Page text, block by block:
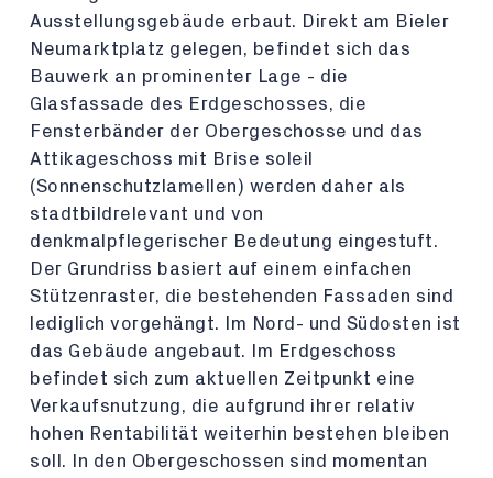
Ausstellungsgebäude erbaut. Direkt am Bieler
Neumarktplatz gelegen, befindet sich das
Bauwerk an prominenter Lage - die
Glasfassade des Erdgeschosses, die
Fensterbänder der Obergeschosse und das
Attikageschoss mit Brise soleil
(Sonnenschutzlamellen) werden daher als
stadtbildrelevant und von
denkmalpflegerischer Bedeutung eingestuft.
Der Grundriss basiert auf einem einfachen
Stützenraster, die bestehenden Fassaden sind
lediglich vorgehängt. Im Nord- und Südosten ist
das Gebäude angebaut. Im Erdgeschoss
befindet sich zum aktuellen Zeitpunkt eine
Verkaufsnutzung, die aufgrund ihrer relativ
hohen Rentabilität weiterhin bestehen bleiben
soll. In den Obergeschossen sind momentan